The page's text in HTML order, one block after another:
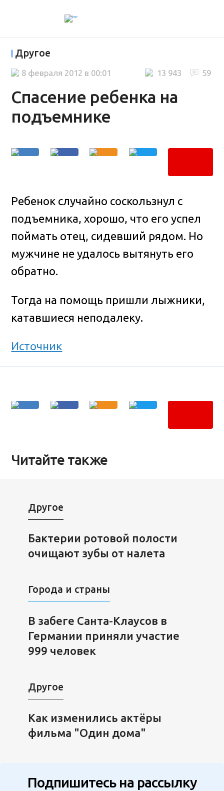
Другое
Спасение ребенка на
подъемнике
59
13 943
8 февраля 2012 в 00:01
Ребенок случайно соскользнул с
подъемника, хорошо, что его успел
поймать отец, сидевший рядом. Но
мужчине не удалось вытянуть его
обратно.
Тогда на помощь пришли лыжники,
катавшиеся неподалеку.
Источник
Читайте также
Другое
Бактерии ротовой полости
очищают зубы от налета
Города и страны
В забеге Санта-Клаусов в
Германии приняли участие
999 человек
Другое
Как изменились актёры
фильма "Один дома"
Подпишитесь на рассылку